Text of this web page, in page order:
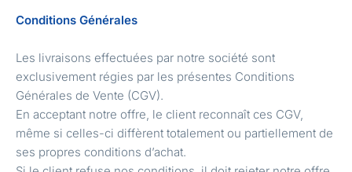
Conditions Générales
Les livraisons effectuées par notre société sont
exclusivement régies par les présentes Conditions
Générales de Vente (CGV).
En acceptant notre offre, le client reconnaît ces CGV,
même si celles-ci diffèrent totalement ou partiellement de
ses propres conditions d’achat.